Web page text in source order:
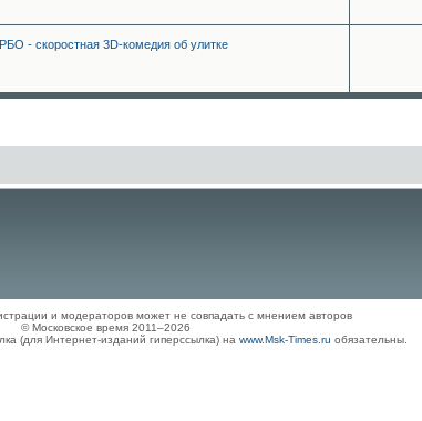
- скоростная 3D-комедия об улитке
и модераторов может не совпадать с мнением авторов
© Московское время 2011–2026
(для Интернет-изданий гиперссылка) на www.Msk-Times.ru обязательны.